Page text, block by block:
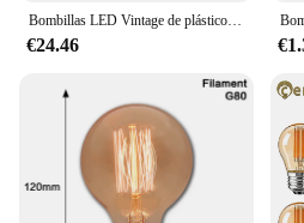
Bombillas LED Vintage de plástico, 15 piezas, S14, E27, 220V, E26, 220V, 2W, blanco cálido, cadena de luz inastillable, decoración de boda al aire libre
€24.46